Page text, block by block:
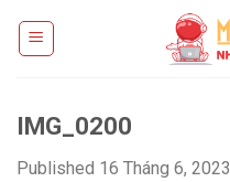
IMG_0200
Published 16 Tháng 6, 2023